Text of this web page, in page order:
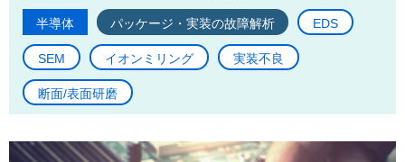
半導体 パッケージ・実装の故障解析 EDS
SEM イオンミリング 実装不良
断面/表面研磨